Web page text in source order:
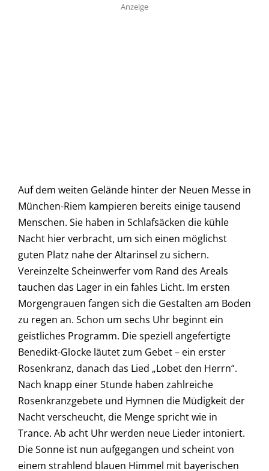
Anzeige
Auf dem weiten Gelände hinter der Neuen Messe in
München-Riem kampieren bereits einige tausend
Menschen. Sie haben in Schlafsäcken die kühle
Nacht hier verbracht, um sich einen möglichst
guten Platz nahe der Altarinsel zu sichern.
Vereinzelte Scheinwerfer vom Rand des Areals
tauchen das Lager in ein fahles Licht. Im ersten
Morgengrauen fangen sich die Gestalten am Boden
zu regen an. Schon um sechs Uhr beginnt ein
geistliches Programm. Die speziell angefertigte
Benedikt-Glocke läutet zum Gebet – ein erster
Rosenkranz, danach das Lied „Lobet den Herrn“.
Nach knapp einer Stunde haben zahlreiche
Rosenkranzgebete und Hymnen die Müdigkeit der
Nacht verscheucht, die Menge spricht wie in
Trance. Ab acht Uhr werden neue Lieder intoniert.
Die Sonne ist nun aufgegangen und scheint von
einem strahlend blauen Himmel mit bayerischen